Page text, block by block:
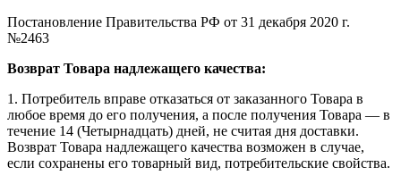
Постановление Правительства РФ от 31 декабря 2020 г.
№2463
Возврат Товара надлежащего качества:
1. Потребитель вправе отказаться от заказанного Товара в
любое время до его получения, а после получения Товара — в
течение 14 (Четырнадцать) дней, не считая дня доставки.
Возврат Товара надлежащего качества возможен в случае,
если сохранены его товарный вид, потребительские свойства.